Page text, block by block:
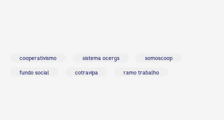
cooperativismo sistema ocergs somoscoop
fundo social cotravipa ramo trabalho